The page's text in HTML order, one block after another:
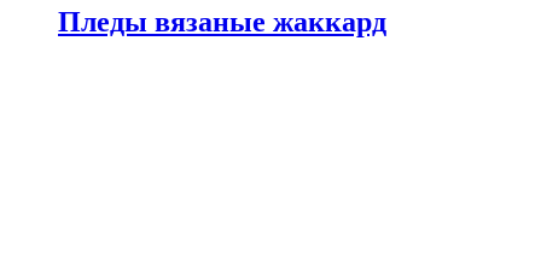
Пледы вязаные жаккард